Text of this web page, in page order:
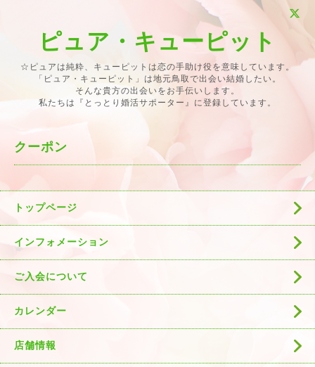
ピュア・キューピット
☆ピュアは純粋、キューピットは恋の手助け役を意味しています。
「ピュア・キューピット」は地元鳥取で出会い結婚したい。
そんな貴方の出会いをお手伝いします。
私たちは『とっとり婚活サポーター』に登録しています。
クーポン
トップページ
インフォメーション
ご入会について
カレンダー
店舗情報